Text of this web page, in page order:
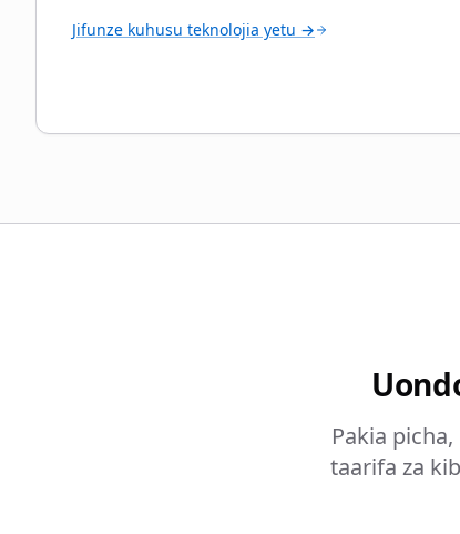
Jifunze kuhusu teknolojia yetu →
Pakia
taarifa za